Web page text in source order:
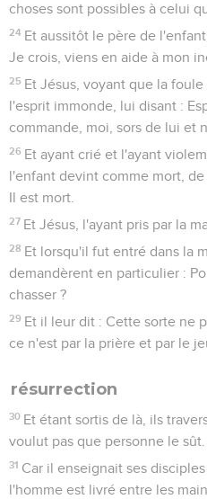
choses sont possibles à celui
24 Et aussitôt le père de
Je crois, viens en aide à mon
25 Et Jésus, voyant que la
l'esprit immonde, lui disant :
commande, moi, sors de lui et
26 Et ayant crié et l'ayant
l'enfant devint comme mort,
Il est mort.
27 Et Jésus, l'ayant pris par la
28 Et lorsqu'il fut entré dans la
demandèrent en particulier :
chasser ?
29 Et il leur dit : Cette sorte ne
ce n'est par la prière et par le
résurrection
30 Et étant sortis de là, ils
voulut pas que personne le sût.
31 Car il enseignait ses
l'homme est livré entre les